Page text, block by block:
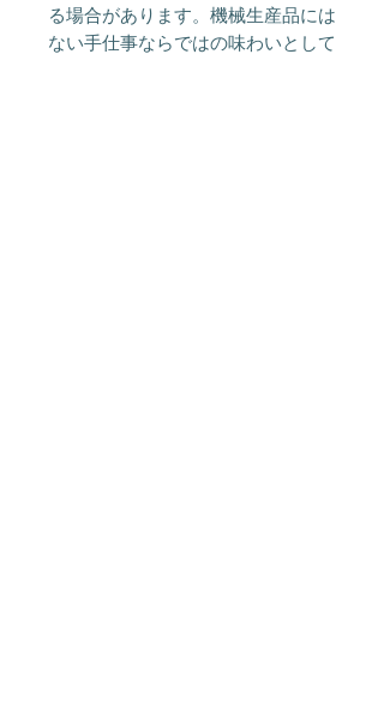
る場合があります。機械生産品には
ない手仕事ならではの味わいとして